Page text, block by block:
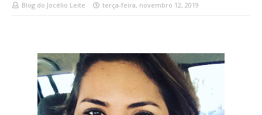
Blog do Jocélio Leite terça-feira, novembro 12, 2019